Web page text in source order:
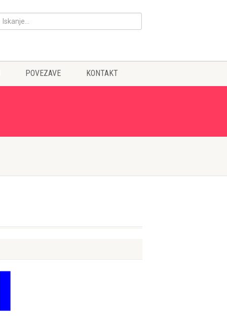
POVEZAVE KONTAKT